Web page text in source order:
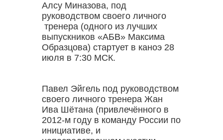
Алсу Миназова, под
руководством своего личного
тренера (одного из лучших
выпускников «АБВ» Максима
Образцова) стартует в каноэ 28
июля в 7:30 МСК.
Павел Эйгель под руководством
своего личного тренера Жан
Ива Шётана (привлечённого в
2012-м году в команду России по
инициативе, и